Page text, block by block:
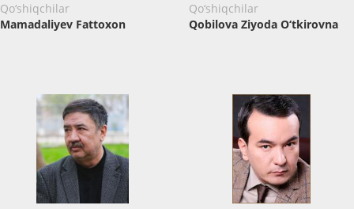
Qo‘shiqchilar
Mamadaliyev Fattoxon
Qo‘shiqchilar
Qobilova Ziyoda O‘tkirovna